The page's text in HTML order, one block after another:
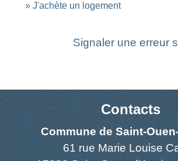
J'achète un logement
Signaler une erreur
Contacts
Commune de Saint-
61 rue Marie Louise